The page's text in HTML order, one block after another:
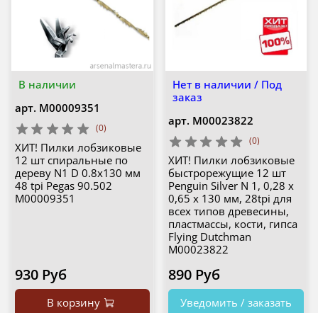
В наличии
арт. М00009351
(0)
ХИТ! Пилки лобзиковые
12 шт спиральные по
дереву N1 D 0.8х130 мм
48 tpi Pegas 90.502
М00009351
930 Руб
В корзину
Нет в наличии / Под
заказ
арт. М00023822
(0)
ХИТ! Пилки лобзиковые
быстрорежущие 12 шт
Penguin Silver N 1, 0,28 х
0,65 х 130 мм, 28tpi для
всех типов древесины,
пластмассы, кости, гипса
Flying Dutchman
М00023822
890 Руб
Уведомить / заказать